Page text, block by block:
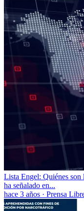
Lista Engel: Quiénes son
ha señalado en...
hace 3 años · Prensa